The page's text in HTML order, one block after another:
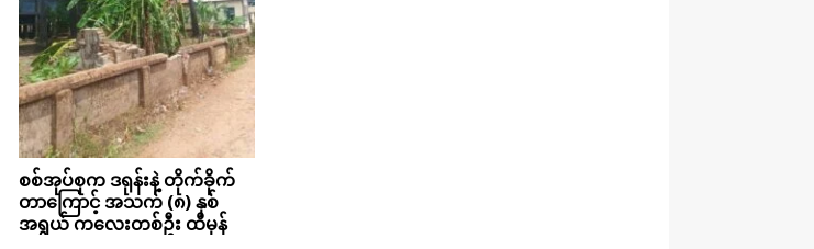
စစ်အုပ်စုက ဒရုန်းနဲ့ တိုက်ခိုက်
တာကြောင့် အသက် (၈) နှစ်
အရွယ် ကလေးတစ်ဦး ထိမှန်